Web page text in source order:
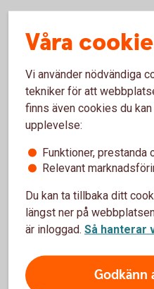
Exempel på vad
Navigera på våra
Zooma våra webbsidor
förvrängs.
Åtgärder för att
tillgänglighet
Sparbanken Göinge vidtar
säkerställa tillgängligheten:
Inkluderar tillgänglighet
Våra
Vi använder nödvändiga
tekniker för att
finns även cookies du
upplevelse:
Funktioner, prestanda
Relevant
Du kan ta tillbaka ditt
längst ner på
är inloggad. Så hanterar
Godkänn